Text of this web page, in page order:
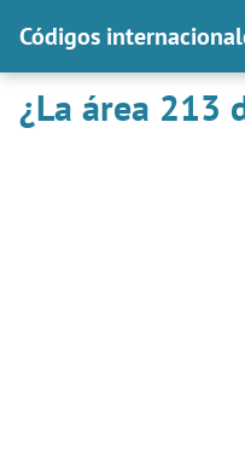
Códigos
¿La área 213